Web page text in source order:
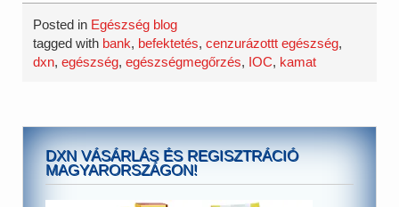
Posted in Egészség blog
tagged with bank, befektetés,cenzurázottt egészség,
dxn,egészség,egészségmegőrzés, IOC, kamat
DXN VÁSÁRLÁS ÉS REGISZTRÁCIÓ
MAGYARORSZÁGON!